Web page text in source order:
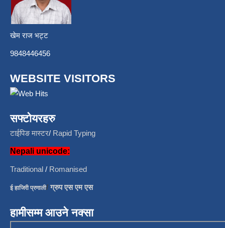
खेम राज भट्ट
9848446456
WEBSITE VISITORS
सफ्टोयरहरु
टाईपिङ मास्टर/ Rapid Typing
Nepali unicode:
Traditional / Romanised
ई हाजिरी प्रणाली/ग्रुप एस एम एस
हामीसम्म आउने नक्सा